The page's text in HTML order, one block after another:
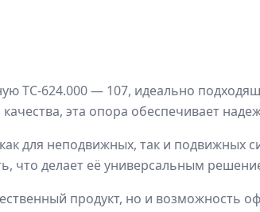
ТС-624.000 — 107, идеально
эта опора обеспечивает
для неподвижных, так и подвижных
что делает её универсальным
продукт, но и возможность